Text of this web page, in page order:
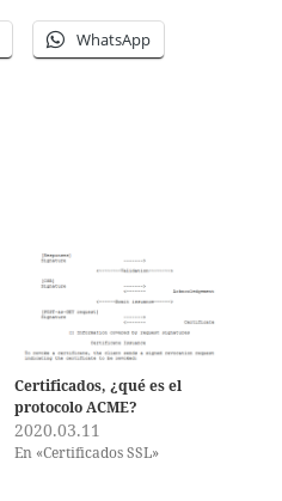
WhatsApp
Certificados, ¿qué es el
protocolo ACME?
2020.03.11
En «Certificados SSL»